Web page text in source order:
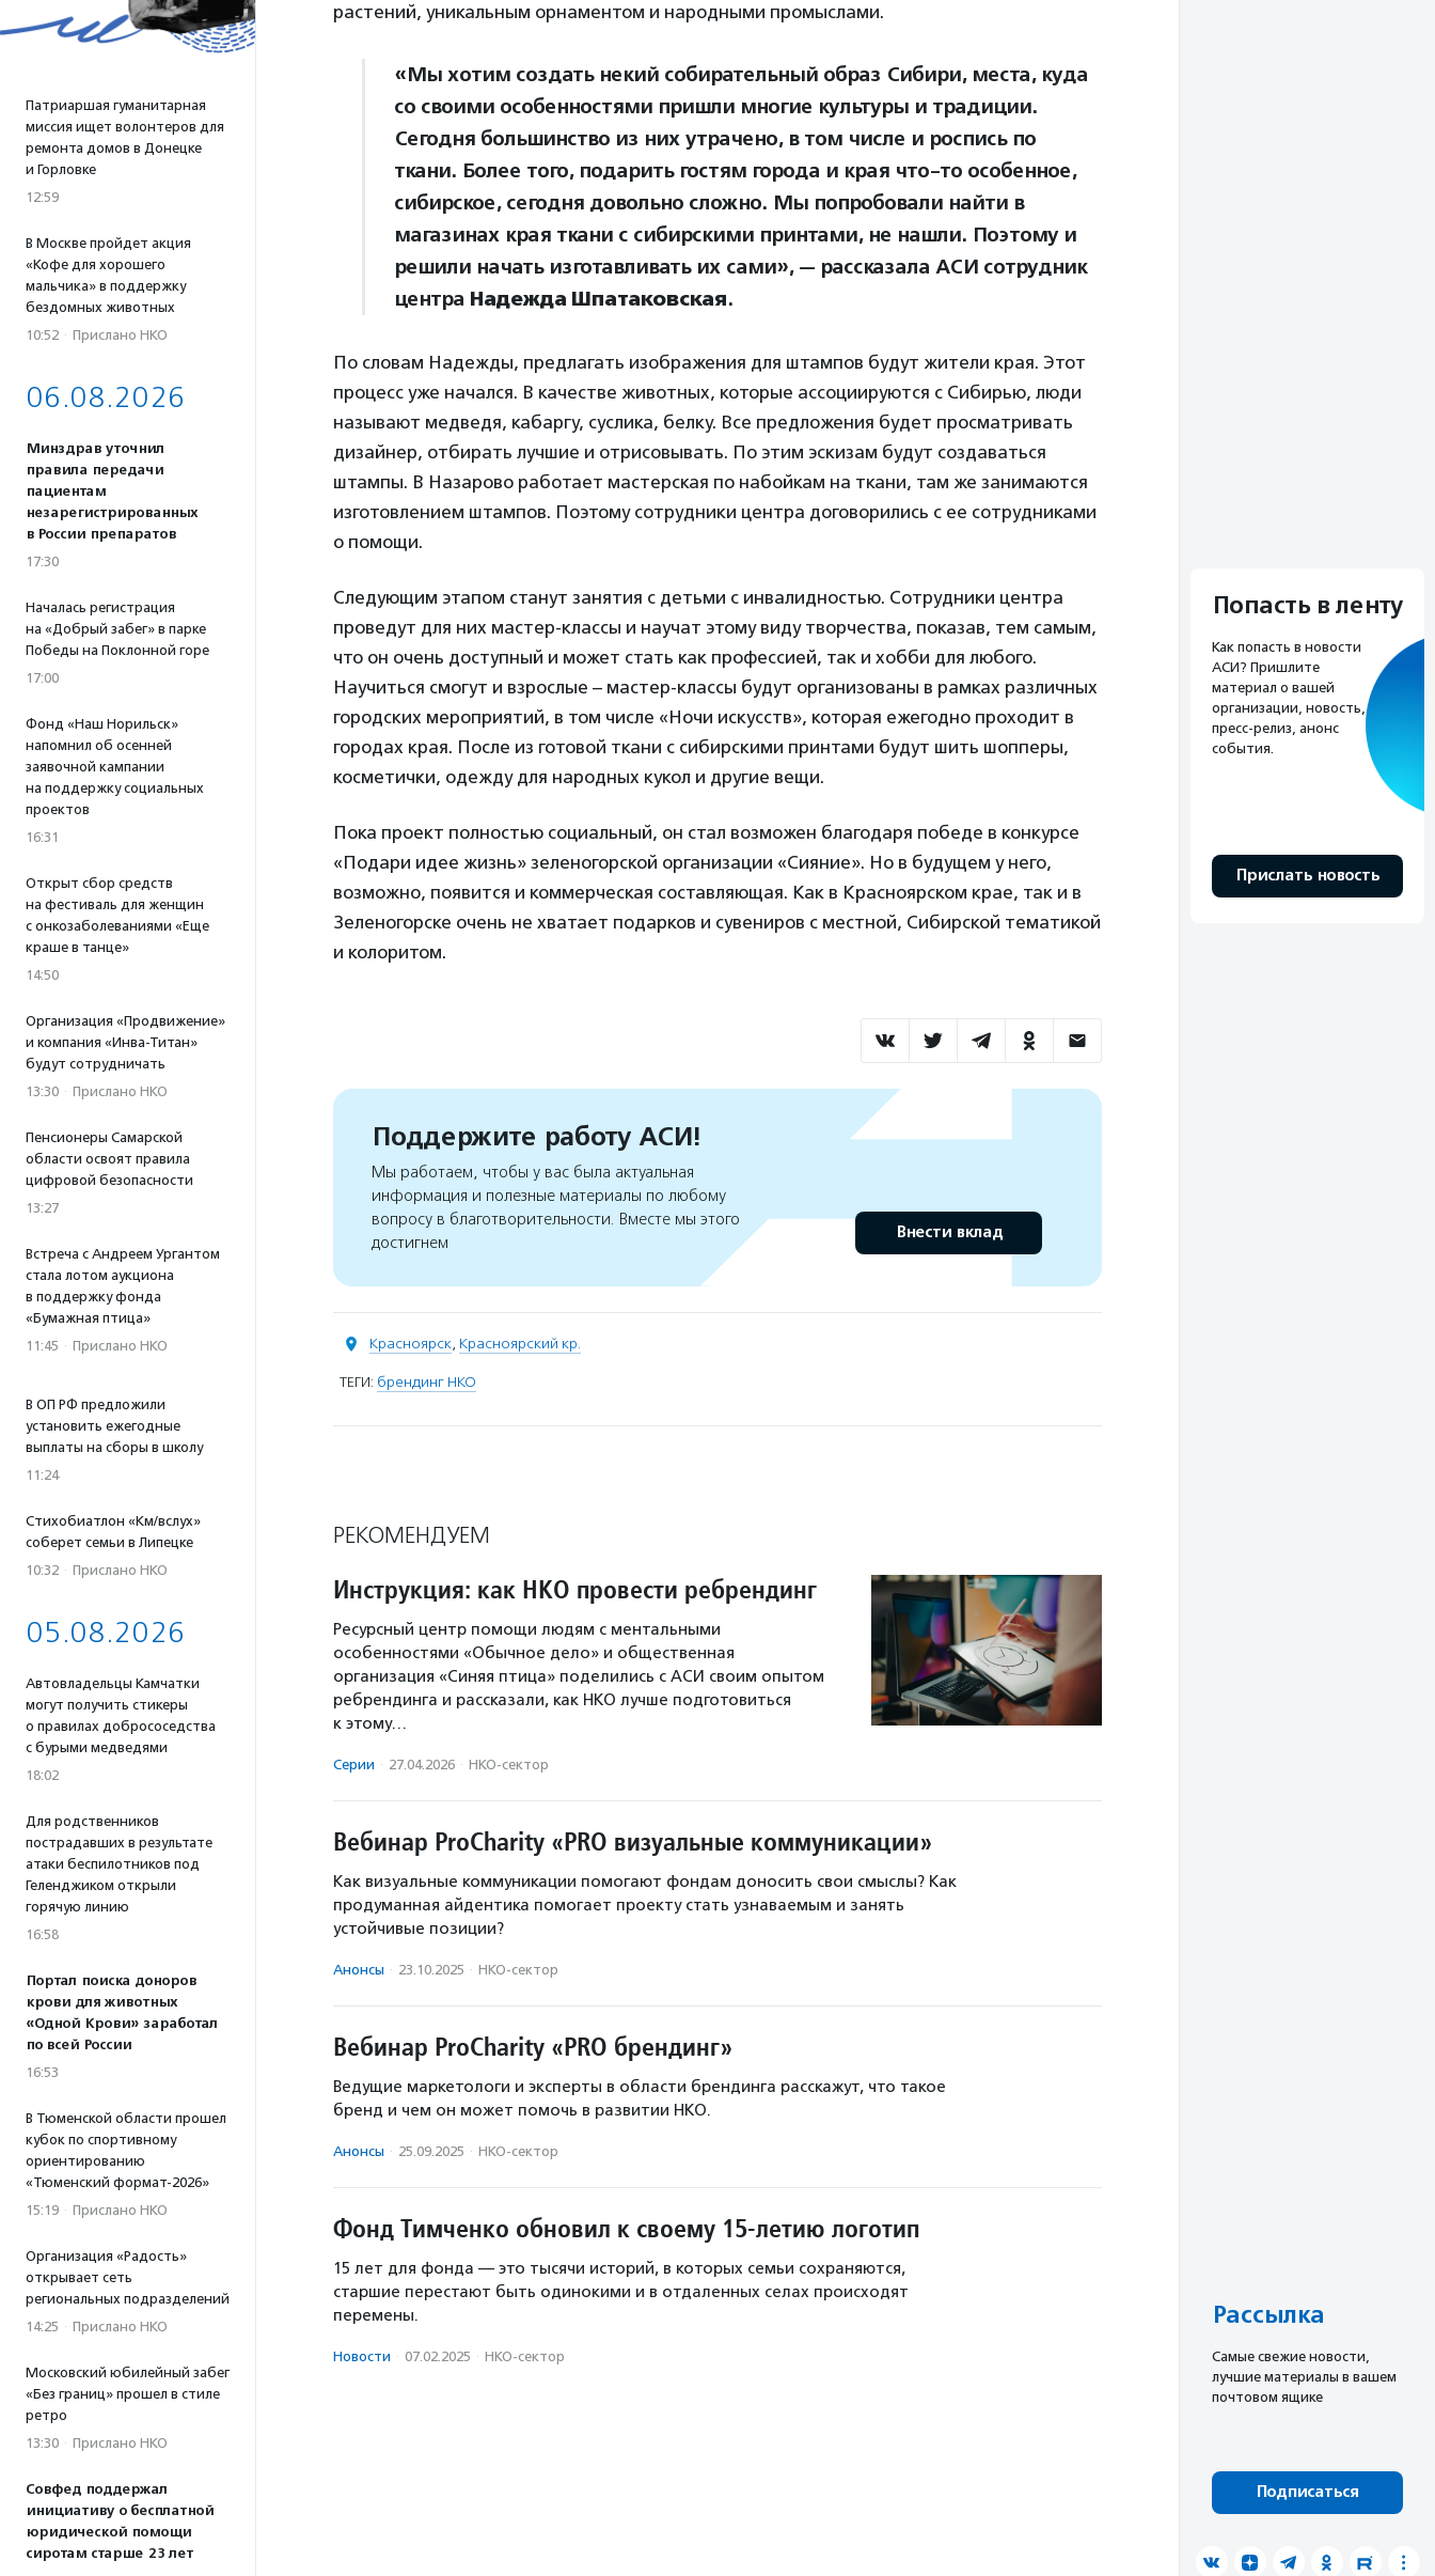
Патриаршая гуманитарная
миссия ищет волонтеров для
ремонта домов в Донецке
и Горловке
12:59
В Москве пройдет акция
«Кофе для хорошего
мальчика» в поддержку
бездомных животных
10:52 · Прислано НКО
06.08.2026
Минздрав уточнил
правила передачи
пациентам
незарегистрированных
в России препаратов
17:30
Началась регистрация
на «Добрый забег» в парке
Победы на Поклонной горе
17:00
Фонд «Наш Норильск»
напомнил об осенней
заявочной кампании
на поддержку социальных
проектов
16:31
Открыт сбор средств
на фестиваль для женщин
с онкозаболеваниями «Еще
краше в танце»
14:50
Организация «Продвижение»
и компания «Инва-Титан»
будут сотрудничать
13:30 · Прислано НКО
Пенсионеры Самарской
области освоят правила
цифровой безопасности
13:27
Встреча с Андреем Ургантом
стала лотом аукциона
в поддержку фонда
«Бумажная птица»
11:45 · Прислано НКО
В ОП РФ предложили
установить ежегодные
выплаты на сборы в школу
11:24
Стихобиатлон «Км/вслух»
соберет семьи в Липецке
10:32 · Прислано НКО
05.08.2026
Автовладельцы Камчатки
могут получить стикеры
о правилах добрососедства
с бурыми медведями
18:02
Для родственников
пострадавших в результате
атаки беспилотников под
Геленджиком открыли
горячую линию
16:58
Портал поиска доноров
крови для животных
«Одной Крови» заработал
по всей России
16:53
В Тюменской области прошел
кубок по спортивному
ориентированию
«Тюменский формат-2026»
15:19 · Прислано НКО
Организация «Радость»
открывает сеть
региональных подразделений
14:25 · Прислано НКО
Московский юбилейный забег
«Без границ» прошел в стиле
ретро
13:30 · Прислано НКО
Совфед поддержал
инициативу о бесплатной
юридической помощи
сиротам старше 23 лет
растений, уникальным орнаментом и народными промыслами.
«Мы хотим создать некий собирательный образ Сибири, места, куда
со своими особенностями пришли многие культуры и традиции.
Сегодня большинство из них утрачено, в том числе и роспись по
ткани. Более того, подарить гостям города и края что-то особенное,
сибирское, сегодня довольно сложно. Мы попробовали найти в
магазинах края ткани с сибирскими принтами, не нашли. Поэтому и
решили начать изготавливать их сами», — рассказала АСИ сотрудник
центра Надежда Шпатаковская.
По словам Надежды, предлагать изображения для штампов будут жители края. Этот
процесс уже начался. В качестве животных, которые ассоциируются с Сибирью, люди
называют медведя, кабаргу, суслика, белку. Все предложения будет просматривать
дизайнер, отбирать лучшие и отрисовывать. По этим эскизам будут создаваться
штампы. В Назарово работает мастерская по набойкам на ткани, там же занимаются
изготовлением штампов. Поэтому сотрудники центра договорились с ее сотрудниками
о помощи.
Следующим этапом станут занятия с детьми с инвалидностью. Сотрудники центра
проведут для них мастер-классы и научат этому виду творчества, показав, тем самым,
что он очень доступный и может стать как профессией, так и хобби для любого.
Научиться смогут и взрослые – мастер-классы будут организованы в рамках различных
городских мероприятий, в том числе «Ночи искусств», которая ежегодно проходит в
городах края. После из готовой ткани с сибирскими принтами будут шить шопперы,
косметички, одежду для народных кукол и другие вещи.
Пока проект полностью социальный, он стал возможен благодаря победе в конкурсе
«Подари идее жизнь» зеленогорской организации «Сияние». Но в будущем у него,
возможно, появится и коммерческая составляющая. Как в Красноярском крае, так и в
Зеленогорске очень не хватает подарков и сувениров с местной, Сибирской тематикой
и колоритом.
Поддержите работу АСИ!
Мы работаем, чтобы у вас была актуальная
информация и полезные материалы по любому
вопросу в благотворительности. Вместе мы этого
достигнем
Внести вклад
Красноярск, Красноярский кр.
ТЕГИ: брендинг НКО
РЕКОМЕНДУЕМ
Инструкция: как НКО провести ребрендинг
Ресурсный центр помощи людям с ментальными
особенностями «Обычное дело» и общественная
организация «Синяя птица» поделились с АСИ своим опытом
ребрендинга и рассказали, как НКО лучше подготовиться
к этому…
Серии · 27.04.2026 · НКО-сектор
Вебинар ProCharity «PRO визуальные коммуникации»
Как визуальные коммуникации помогают фондам доносить свои смыслы? Как
продуманная айдентика помогает проекту стать узнаваемым и занять
устойчивые позиции?
Анонсы · 23.10.2025 · НКО-сектор
Вебинар ProCharity «PRO брендинг»
Ведущие маркетологи и эксперты в области брендинга расскажут, что такое
бренд и чем он может помочь в развитии НКО.
Анонсы · 25.09.2025 · НКО-сектор
Фонд Тимченко обновил к своему 15-летию логотип
15 лет для фонда — это тысячи историй, в которых семьи сохраняются,
старшие перестают быть одинокими и в отдаленных селах происходят
перемены.
Новости · 07.02.2025 · НКО-сектор
Попасть в ленту
Как попасть в новости
АСИ? Пришлите
материал о вашей
организации, новость,
пресс-релиз, анонс
события.
Прислать новость
Рассылка
Cамые свежие новости,
лучшие материалы в вашем
почтовом ящике
Подписаться